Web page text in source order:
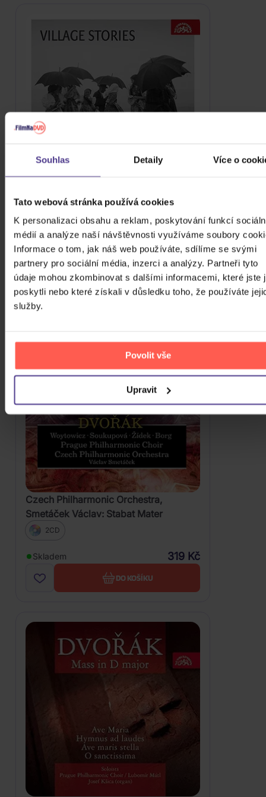
Souhlas Detaily Více o
Tato webová stránka používá cookies
K personalizaci obsahu a reklam, poskytování funkcí
médií a analýze naší návštěvnosti využíváme soubory
Informace o tom, jak náš web používáte, sdílíme se svými
partnery pro sociální média, inzerci a analýzy. Partneři tyto
údaje mohou zkombinovat s dalšími informacemi, které jste
poskytli nebo které získali v důsledku toho, že používáte
služby.
Povolit vše
Upravit
Pražský filharmonický sbor, Lukáš
Vasilek: Stravinskij, Janáček, Bartók:
Village Stories
CD
Skladem 289 Kč
DO KOŠÍKU
Czech Philharmonic Orchestra,
Smetáček Václav: Stabat Mater
2CD
Skladem 319 Kč
DO KOŠÍKU